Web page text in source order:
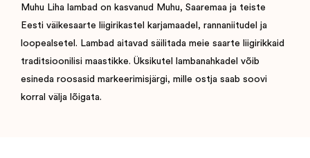
Muhu Liha lambad on kasvanud Muhu, Saaremaa ja teiste
Eesti väikesaarte liigirikastel karjamaadel, rannaniitudel ja
loopealsetel. Lambad aitavad säilitada meie saarte liigirikkaid
traditsioonilisi maastikke. Üksikutel lambanahkadel võib
esineda roosasid markeerimisjärgi, mille ostja saab soovi
korral välja lõigata.